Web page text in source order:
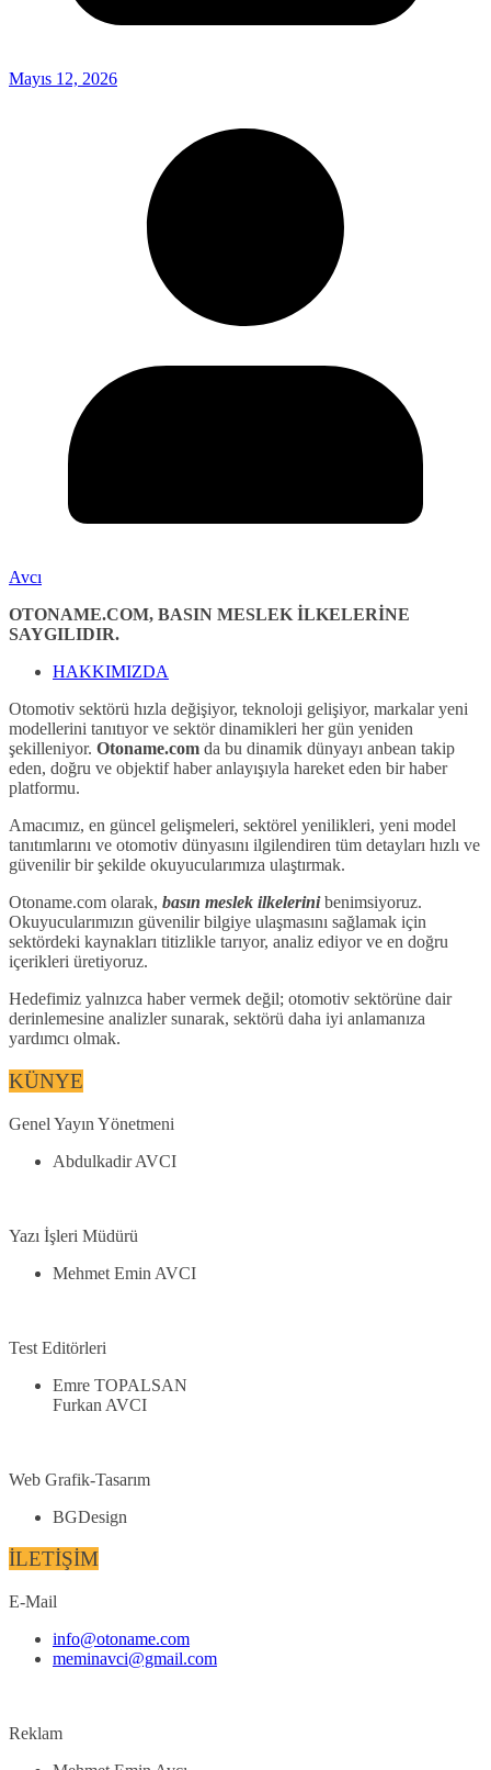
Mayıs 12, 2026
Avcı
OTONAME.COM, BASIN MESLEK İLKELERİNE
SAYGILIDIR.
HAKKIMIZDA
Otomotiv sektörü hızla değişiyor, teknoloji gelişiyor, markalar yeni
modellerini tanıtıyor ve sektör dinamikleri her gün yeniden
şekilleniyor. Otoname.com da bu dinamik dünyayı anbean takip
eden, doğru ve objektif haber anlayışıyla hareket eden bir haber
platformu.
Amacımız, en güncel gelişmeleri, sektörel yenilikleri, yeni model
tanıtımlarını ve otomotiv dünyasını ilgilendiren tüm detayları hızlı ve
güvenilir bir şekilde okuyucularımıza ulaştırmak.
Otoname.com olarak, basın meslek ilkelerinibenimsiyoruz.
Okuyucularımızın güvenilir bilgiye ulaşmasını sağlamak için
sektördeki kaynakları titizlikle tarıyor, analiz ediyor ve en doğru
içerikleri üretiyoruz.
Hedefimiz yalnızca haber vermek değil; otomotiv sektörüne dair
derinlemesine analizler sunarak, sektörü daha iyi anlamanıza
yardımcı olmak.
KÜNYE
Genel Yayın Yönetmeni
Abdulkadir AVCI
Yazı İşleri Müdürü
Mehmet Emin AVCI
Test Editörleri
Emre TOPALSAN
Furkan AVCI
Web Grafik-Tasarım
BGDesign
İLETİŞİM
E-Mail
info@otoname.com
meminavci@gmail.com
Reklam